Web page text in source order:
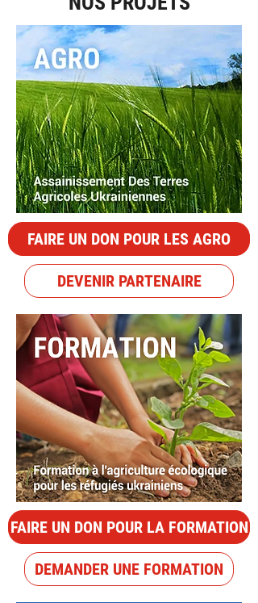
FAIRE UN DON POUR LES AGRO
DEVENIR PARTENAIRE
FAIRE UN DON POUR LA FORMATION
DEMANDER UNE FORMATION